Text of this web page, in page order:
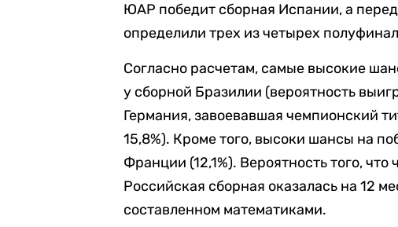
ЮАР победит сборная Испании, а
определили трех из четырех
Согласно расчетам, самые высокие
у сборной Бразилии (вероятность
Германия, завоевавшая чемпионский
15,8%). Кроме того, высоки шансы на
Франции (12,1%). Вероятность того,
Российская сборная оказалась на 12
составленном математиками.